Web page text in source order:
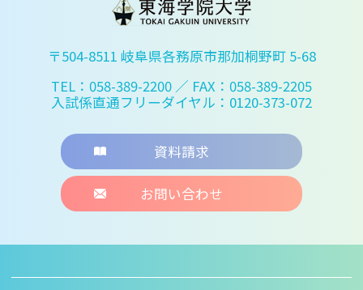
〒504-8511 岐阜県各務原市那加桐野町 5-68
TEL：058-389-2200 ／ FAX：058-389-2205
入試係直通フリーダイヤル：0120-373-072
資料請求
お問い合わせ